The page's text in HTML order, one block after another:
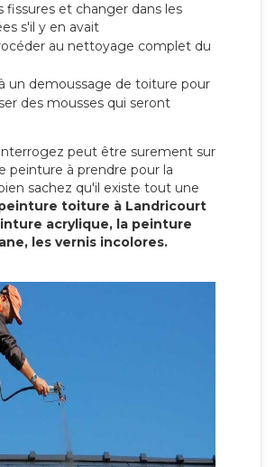
fissures et changer dans les
s'il y en avait
au nettoyage complet du
un demoussage de toiture pour
des mousses qui seront
peut être surement sur
peinture à prendre pour la
sachez qu'il existe tout une
toiture à Landricourt
acrylique, la peinture
les vernis incolores.